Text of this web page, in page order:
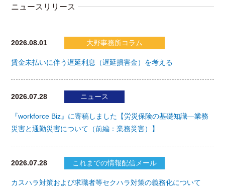
ニュースリリース
2026.08.01 大野事務所コラム
賃金未払いに伴う遅延利息（遅延損害金）を考える
2026.07.28 ニュース
『workforce Biz』に寄稿しました【労災保険の基礎知識―業務
災害と通勤災害について（前編：業務災害）】
2026.07.28 これまでの情報配信メール
カスハラ対策および求職者等セクハラ対策の義務化について